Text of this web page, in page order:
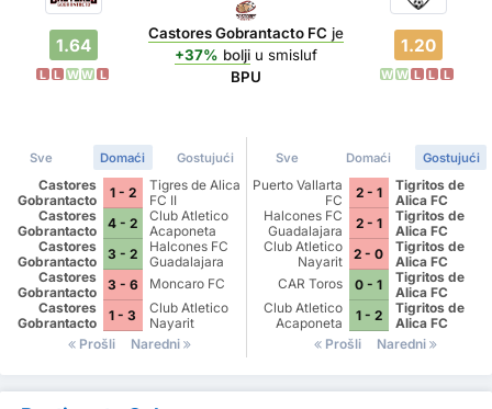
1.64
L L W W L
Castores Gobrantacto FC je
+37% boljiu smisluf
BPU
1.20
W W L L L
Sve Domaći Gostujući
Castores
Gobrantacto
FC
1 - 2
Tigres de Alica
FC II
Castores
Gobrantacto
FC
4 - 2
Club Atletico
Acaponeta
Castores
Gobrantacto
FC
3 - 2
Halcones FC
Guadalajara
Castores
Gobrantacto
FC
3 - 6
Moncaro FC
Castores
Gobrantacto
FC
1 - 3
Club Atletico
Nayarit
Prošli
Naredni
Sve Domaći Gostujući
Puerto Vallarta
FC
2 - 1
Tigritos de
Alica FC
Halcones FC
Guadalajara
2 - 1
Tigritos de
Alica FC
Club Atletico
Nayarit
2 - 0
Tigritos de
Alica FC
CAR Toros
0 - 1
Tigritos de
Alica FC
Club Atletico
Acaponeta
1 - 2
Tigritos de
Alica FC
Prošli
Naredni